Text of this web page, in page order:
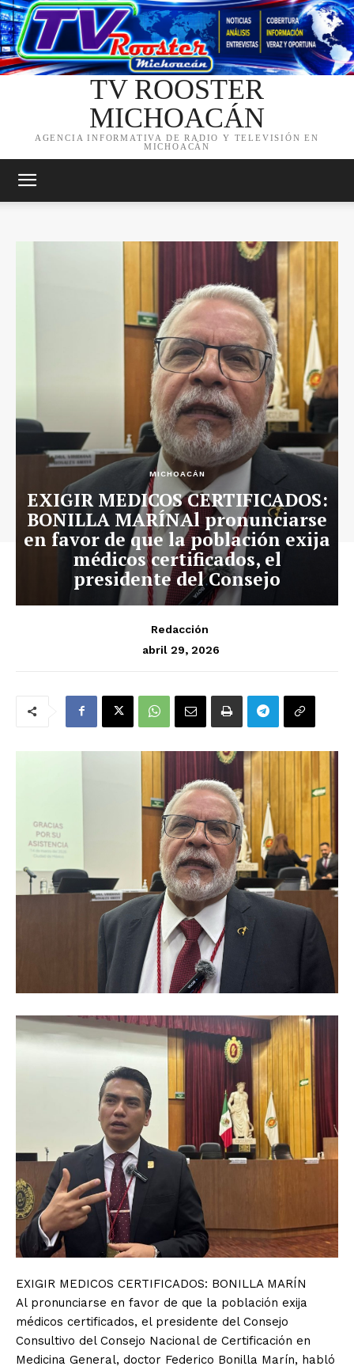
TV ROOSTER
MICHOACÁN
AGENCIA INFORMATIVA DE RADIO Y TELEVISIÓN EN
MICHOACÁN
MICHOACÁN
EXIGIR MEDICOS CERTIFICADOS:
BONILLA MARÍNAl pronunciarse
en favor de que la población exija
médicos certificados, el
presidente del Consejo
Redacción
abril 29, 2026
EXIGIR MEDICOS CERTIFICADOS: BONILLA MARÍN
Al pronunciarse en favor de que la población exija
médicos certificados, el presidente del Consejo
Consultivo del Consejo Nacional de Certificación en
Medicina General, doctor Federico Bonilla Marín, habló